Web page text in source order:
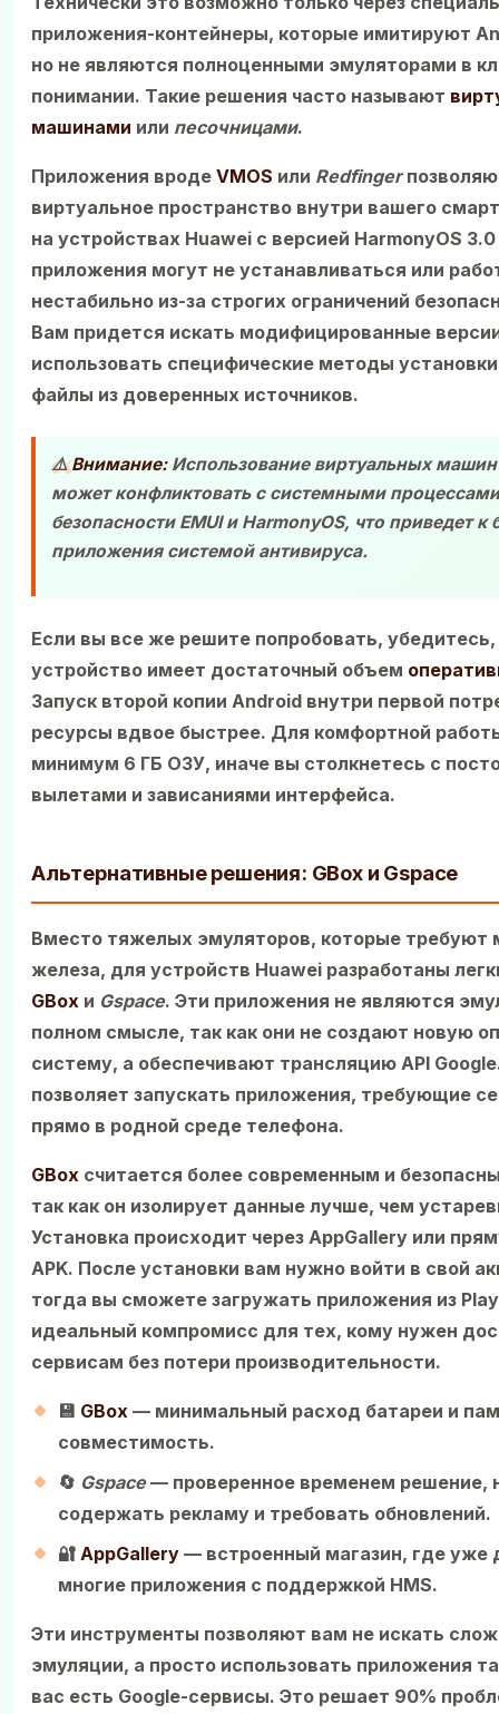
приложения-контейнеры, которые имитируют
но не являются полноценными эмуляторами в
понимании. Такие решения часто называют
машинами или песочницами.
Приложения вроде VMOS или Redfinger
виртуальное пространство внутри вашего
на устройствах Huawei с версией HarmonyOS
приложения могут не устанавливаться или
нестабильно из-за строгих ограничений
Вам придется искать модифицированные
использовать специфические методы установки
файлы из доверенных источников.
⚠️Внимание:Использование виртуальных машин
может конфликтовать с системными процессами
безопасности EMUI и HarmonyOS, что приведет к
приложения системой антивируса.
Если вы все же решите попробовать,
устройство имеет достаточный объем
Запуск второй копии Android внутри первой
ресурсы вдвое быстрее. Для комфортной
минимум 6 ГБ ОЗУ, иначе вы столкнетесь с
вылетами и зависаниями интерфейса.
Альтернативные решения: GBox и Gspace
Вместо тяжелых эмуляторов, которые требуют
железа, для устройств Huawei разработаны
GBox и Gspace. Эти приложения не являются
полном смысле, так как они не создают новую
систему, а обеспечивают трансляцию API
позволяет запускать приложения, требующие
прямо в родной среде телефона.
GBox считается более современным и
так как он изолирует данные лучше, чем
Установка происходит через AppGallery или
APK. После установки вам нужно войти в свой
тогда вы сможете загружать приложения из
идеальный компромисс для тех, кому нужен
сервисам без потери производительности.
💾 GBox — минимальный расход батареи и
совместимость.
🔄 Gspace— проверенное временем решение,
содержать рекламу и требовать обновлений.
🔐 AppGallery — встроенный магазин, где уже
многие приложения с поддержкой HMS.
Эти инструменты позволяют вам не искать
эмуляции, а просто использовать приложения
вас есть Google-сервисы. Это решает 90%